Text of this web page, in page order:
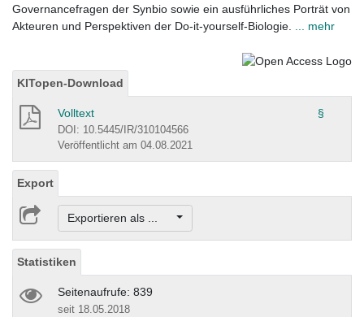
Governancefragen der Synbio sowie ein ausführliches Porträt von
Akteuren und Perspektiven der Do-it-yourself-Biologie.
... mehr
KITopen-Download
Volltext §
DOI: 10.5445/IR/310104566
Veröffentlicht am 04.08.2021
Export
Exportieren als ...
Statistiken
Seitenaufrufe: 839
seit 18.05.2018